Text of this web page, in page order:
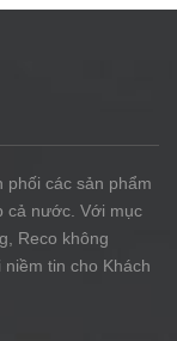
phối các sản phẩm
cả nước. Với mục
Reco không
tin cho Khách